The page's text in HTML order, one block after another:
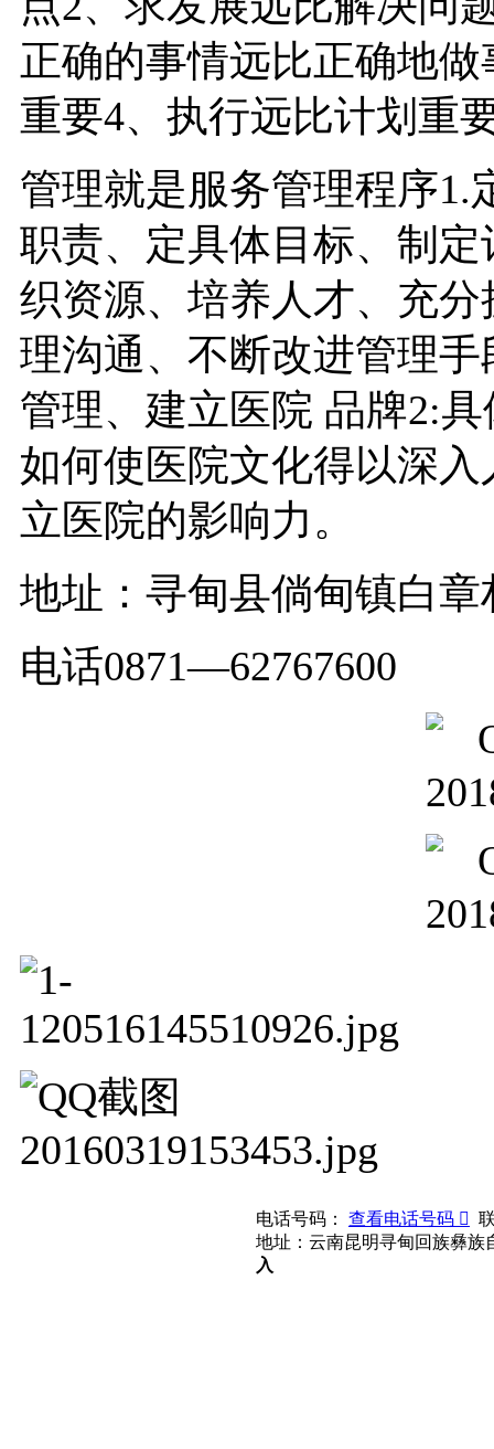
正确的事情远比正确地
重要4、执行远比计划重
管理就是服务管理程序1.
职责、定具体目标、制
织资源、培养人才、充
理沟通、不断改进管理
管理、建立医院 品牌2:
如何使医院文化得以深
立医院的影响力。
地址：寻甸县倘甸镇白章
电话0871—62767600
电话号码： 查看电话号码 
地址：云南昆明寻甸回族彝
入